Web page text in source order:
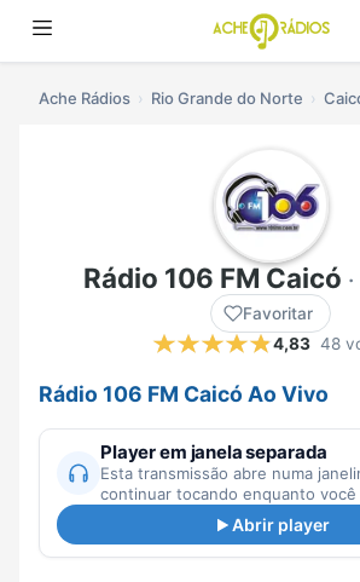
Ache Rádios Rio Grande do Norte
Rádio 106 FM Caicó
Favoritar
4,83 48
Rádio 106 FM Caicó Ao Vivo
Player em janela separada
Esta transmissão abre numa
continuar tocando enquanto você
Abrir player